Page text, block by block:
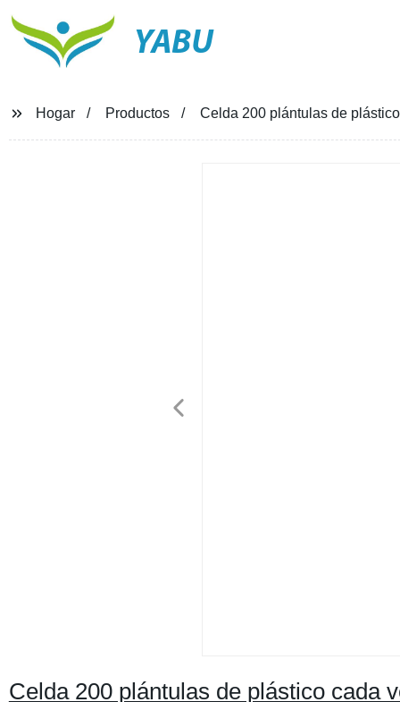
YABU
Hogar Productos Celda 200 plántulas de
Celda 200 plántulas de plástico cada